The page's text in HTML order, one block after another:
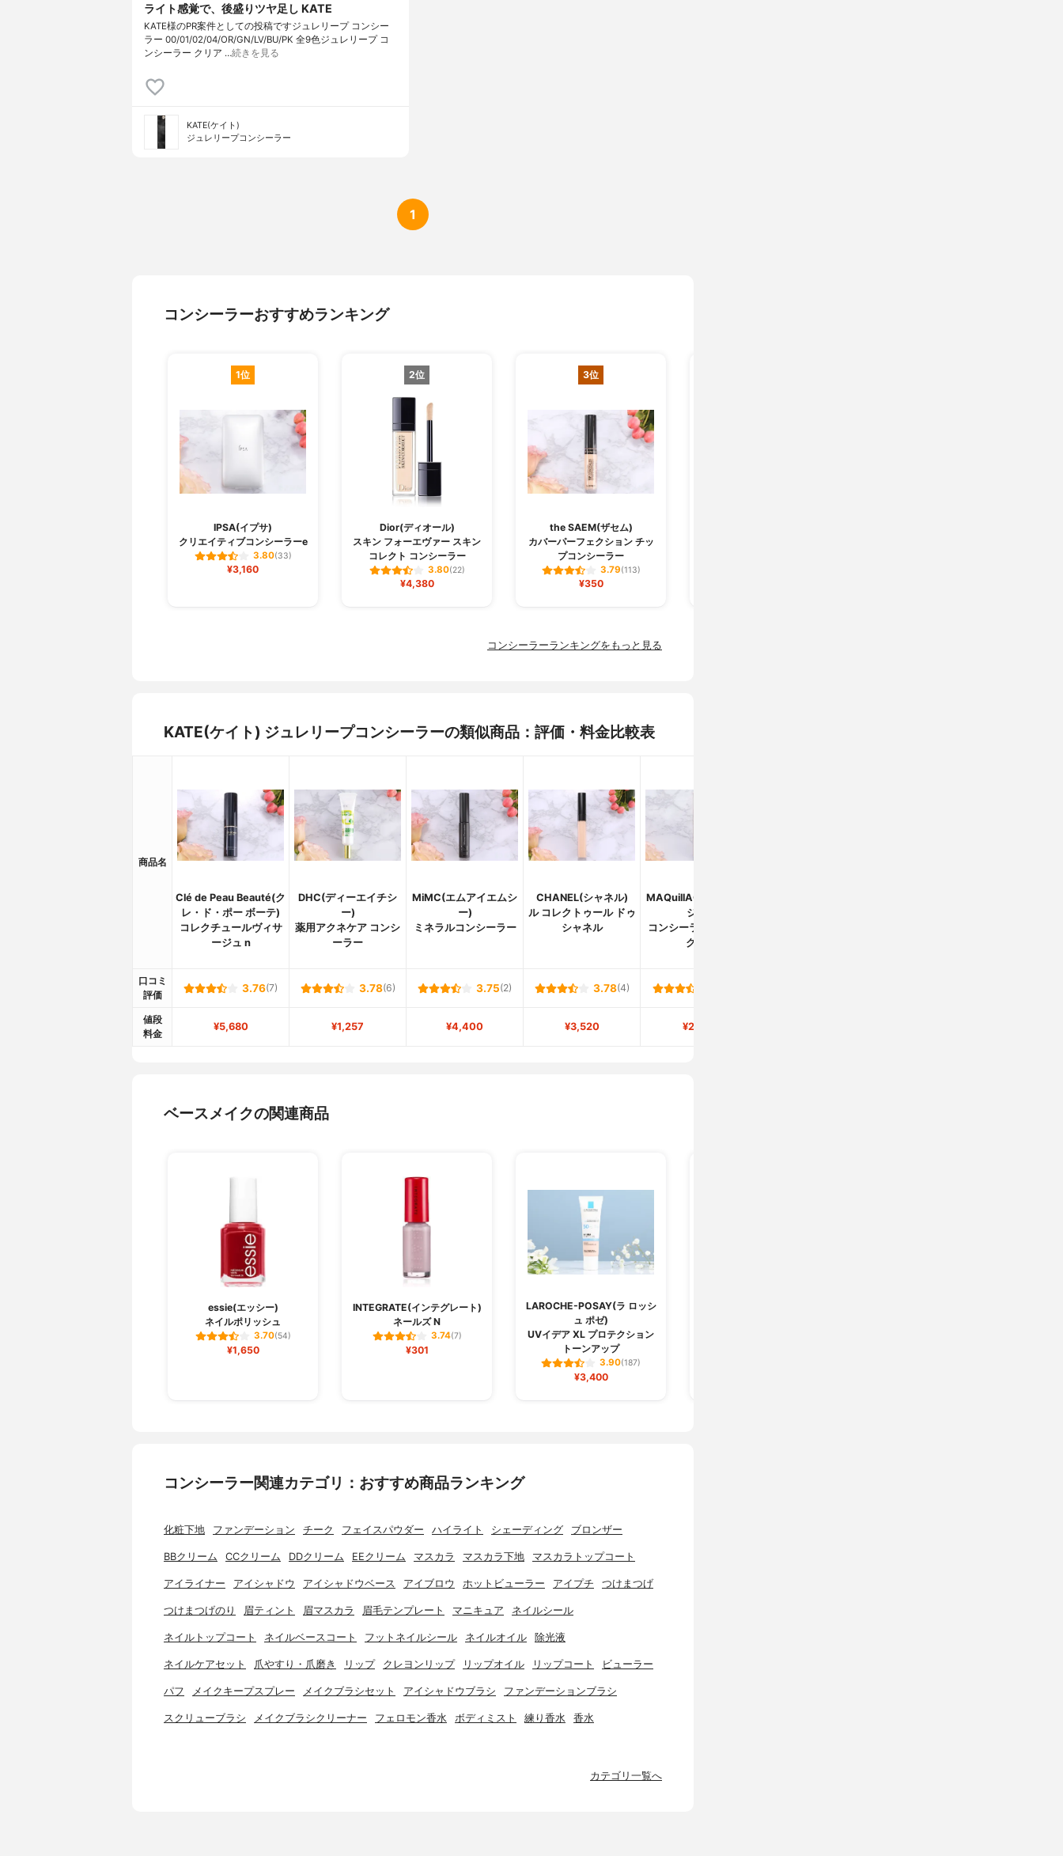
ライト感覚で、後盛りツヤ足し KATE
KATE様のPR案件としての投稿ですジュレリープ コンシー
ラー 00/01/02/04/OR/GN/LV/BU/PK 全9色ジュレリープ コ
ンシーラー クリア …続きを見る
KATE(ケイト)
ジュレリープコンシーラー
1
コンシーラーおすすめランキング
1位
IPSA(イプサ)
クリエイティブコンシーラーe
3.80(33)
¥3,160
2位
Dior(ディオール)
スキン フォーエヴァー スキン
コレクト コンシーラー
3.80(22)
¥4,380
3位
the SAEM(ザセム)
カバーパーフェクション チッ
プコンシーラー
3.79(113)
¥350
コンシーラーランキングをもっと見る
KATE(ケイト) ジュレリープコンシーラーの類似商品：評価・料金比較表
商品名
Clé de Peau Beauté(ク
レ・ド・ポー ボーテ)
コレクチュールヴィサ
ージュ n
DHC(ディーエイチシ
ー)
薬用アクネケア コンシ
ーラー
MiMC(エムアイエムシ
ー)
ミネラルコンシーラー
CHANEL(シャネル)
ル コレクトゥール ドゥ
シャネル
MAQuillAGE(マキアー
ジュ)
コンシーラースティッ
ク EX
口コミ
評価
3.76(7) 3.78(6) 3.75(2) 3.78(4)
値段
料金
¥5,680 ¥1,257 ¥4,400 ¥3,520 ¥2,148
ベースメイクの関連商品
essie(エッシー)
ネイルポリッシュ
3.70(54)
¥1,650
INTEGRATE(インテグレート)
ネールズ N
3.74(7)
¥301
LAROCHE-POSAY(ラ ロッシ
ュ ポゼ)
UVイデア XL プロテクション
トーンアップ
3.90(187)
¥3,400
コンシーラー関連カテゴリ：おすすめ商品ランキング
化粧下地 ファンデーション チーク フェイスパウダー ハイライト シェーディング ブロンザー
BBクリーム CCクリーム DDクリーム EEクリーム マスカラ マスカラ下地 マスカラトップコート
アイライナー アイシャドウ アイシャドウベース アイブロウ ホットビューラー アイプチ つけまつげ
つけまつげのり 眉ティント 眉マスカラ 眉毛テンプレート マニキュア ネイルシール
ネイルトップコート ネイルベースコート フットネイルシール ネイルオイル 除光液
ネイルケアセット 爪やすり・爪磨き リップ クレヨンリップ リップオイル リップコート ビューラー
パフ メイクキープスプレー メイクブラシセット アイシャドウブラシ ファンデーションブラシ
スクリューブラシ メイクブラシクリーナー フェロモン香水 ボディミスト 練り香水 香水
カテゴリ一覧へ